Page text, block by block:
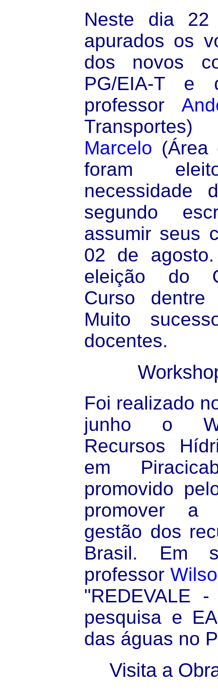
Neste dia
apurados os
dos novos
PG/EIA-T e
professor
Marcelo (Área
foram
necessidade
segundo
assumir seus
02 de
eleição do
Curso
Muito
docentes.
Foi realizado
junho o
Recursos
em
promovido
promover a
gestão dos
Brasil. Em
professor
"REDEVALE
pesquisa e
das águas no
Visita a